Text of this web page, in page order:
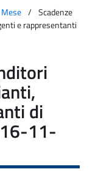
Mese
Scadenze
e rappresentanti
di
11-